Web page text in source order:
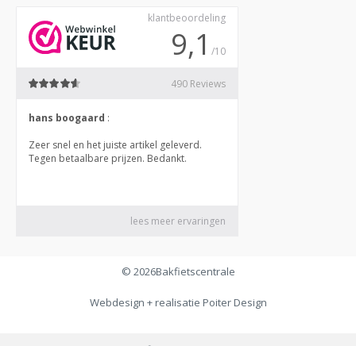
© 2026Bakfietscentrale
Webdesign + realisatie Poiter Design